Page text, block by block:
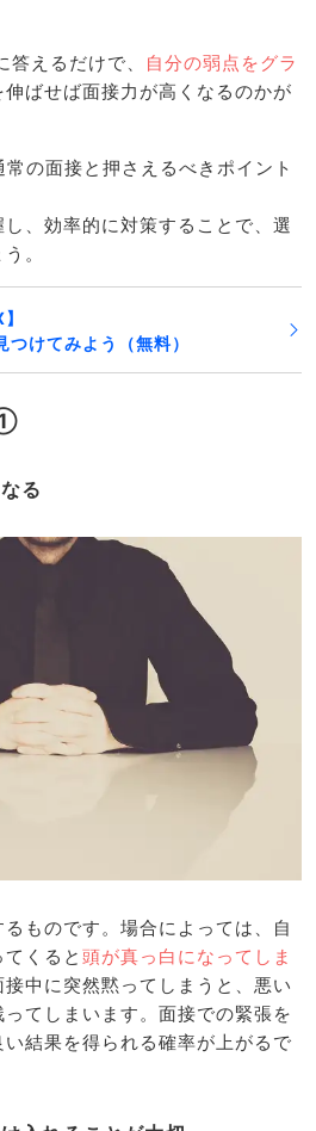
えるだけで、
自分の弱点をグラ
伸ばせば面接力が高くなるのかが
の面接と押さえるべきポイント
、効率的に対策することで、選
。
けてみよう（無料）
①
る
ものです。場合によっては、自
くると 頭が真っ白になってしま
中に突然黙ってしまうと、悪い
てしまいます。面接での緊張を
結果を得られる確率が上がるで